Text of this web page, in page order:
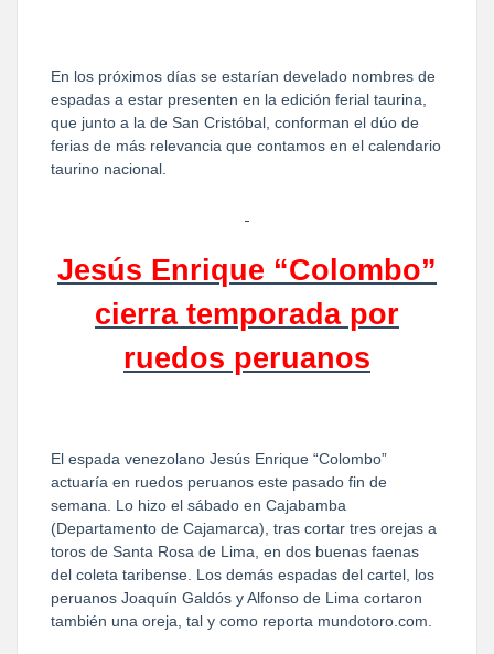
En los próximos días se estarían develado nombres de
espadas a estar presenten en la edición ferial taurina,
que junto a la de San Cristóbal, conforman el dúo de
ferias de más relevancia que contamos en el calendario
taurino nacional.
Jesús Enrique “Colombo”
cierra temporada por
ruedos peruanos
El espada venezolano Jesús Enrique “Colombo”
actuaría en ruedos peruanos este pasado fin de
semana. Lo hizo el sábado en Cajabamba
(Departamento de Cajamarca), tras cortar tres orejas a
toros de Santa Rosa de Lima, en dos buenas faenas
del coleta taribense. Los demás espadas del cartel, los
peruanos Joaquín Galdós y Alfonso de Lima cortaron
también una oreja, tal y como reporta mundotoro.com.